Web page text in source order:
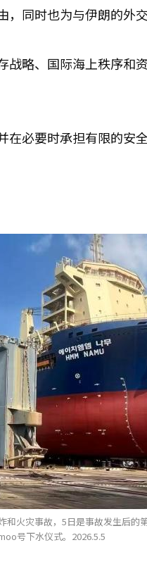
同时也为与伊朗的外交
略、国际海上秩序和
必要时承担有限的安
和火灾事故，5日是事故发生后的
号下水仪式。2026.5.5